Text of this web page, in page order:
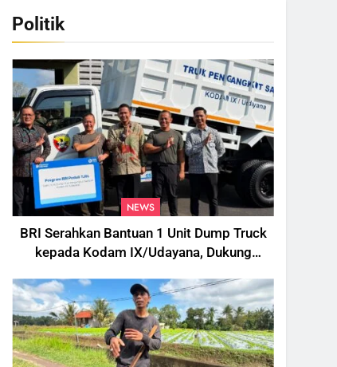
Politik
NEWS
BRI Serahkan Bantuan 1 Unit Dump Truck
kepada Kodam IX/Udayana, Dukung